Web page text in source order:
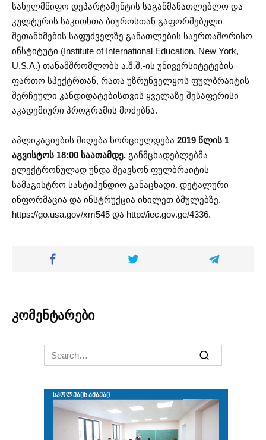
სახელმწიფო დეპარტამენტის საგანმანათლებლო და
კულტურის საკითხთა ბიუროსთან გაფორმებული
შეთანხმების საფუძველზე განათლების საერთაშორისო
ინსტიტუტი (Institute of International Education, New York,
U.S.A.) თანამშრომლობს ა.შ.შ.-ის უნივერსიტეტების
ფართო სპექტრთან, რათა უზრუნველყოს ფულბრაიტის
შერჩეული კანდიდატებისთვის ყველაზე შესაფერისი
აკადემიური პროგრამის მოძებნა.
აპლიკაციების მიღება ხორციელდება 2019 წლის 1
აგვისტოს 18:00 საათამდე. განმცხადებლებმა
ელექტრონულად უნდა შეავსონ ფულბრაიტის
სამაგისტრო სასტიპენდიო განაცხადი. დეტალური
ინფორმაცია და ინსტრუქცია იხილეთ ბმულებზე.
https://go.usa.gov/xm545 და http://iec.gov.ge/4336.
კომენტარები
Search
for: